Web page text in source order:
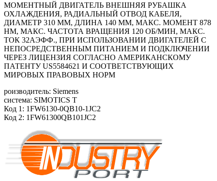
МОМЕНТНЫЙ ДВИГАТЕЛЬ ВНЕШНЯЯ РУБАШКА
ОХЛАЖДЕНИЯ, РАДИАЛЬНЫЙ ОТВОД КАБЕЛЯ,
ДИАМЕТР 310 ММ, ДЛИНА 140 ММ, МАКС. МОМЕНТ 878
HM, МАКС. ЧАСТОТА ВРАЩЕНИЯ 120 ОБ/MИН, МАКС.
ТОК 32АЭФФ., ПРИ ИСПОЛЬЗОВАНИИ ДВИГАТЕЛЕЙ С
НЕПОСРЕДСТВЕННЫМ ПИТАНИЕМ И ПОДКЛЮЧЕНИИ
ЧЕРЕЗ ЛИЦЕНЗИЯ СОГЛАСНО АМЕРИКАНСКОМУ
ПАТЕНТУ US5584621 И СООТВЕТСТВУЮЩИХ
МИРОВЫХ ПРАВОВЫХ НОРМ
роизводитель: Siemens
система: SIMOTICS T
Код 1: 1FW6130-0QB10-1JC2
Код 2: 1FW61300QB101JC2